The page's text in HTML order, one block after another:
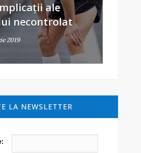
ale
necontrolat
2019
LA NEWSLETTER